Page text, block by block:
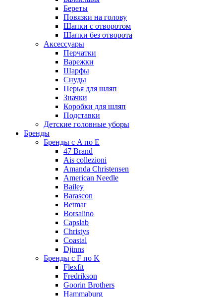
Береты
Повязки на голову
Шапки с отворотом
Шапки без отворота
Аксессуары
Перчатки
Варежки
Шарфы
Снуды
Перья для шляп
Значки
Коробки для шляп
Подставки
Детские головные уборы
Бренды
Бренды с A по E
47 Brand
Ais collezioni
Amanda Christensen
American Needle
Bailey
Barascon
Betmar
Borsalino
Capslab
Christys
Coastal
Djinns
Бренды с F по K
Flexfit
Fredrikson
Goorin Brothers
Hammaburg